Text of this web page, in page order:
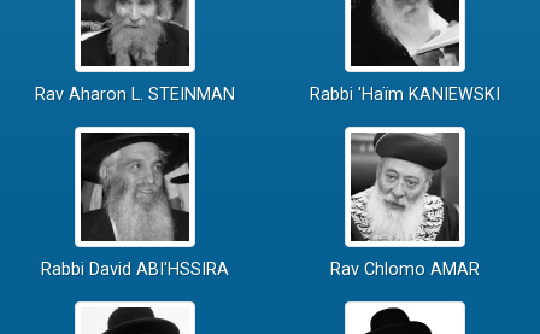
Rav Aharon L. STEINMAN Rabbi 'Haïm KANIEWSKI
Rabbi David ABI'HSSIRA Rav Chlomo AMAR